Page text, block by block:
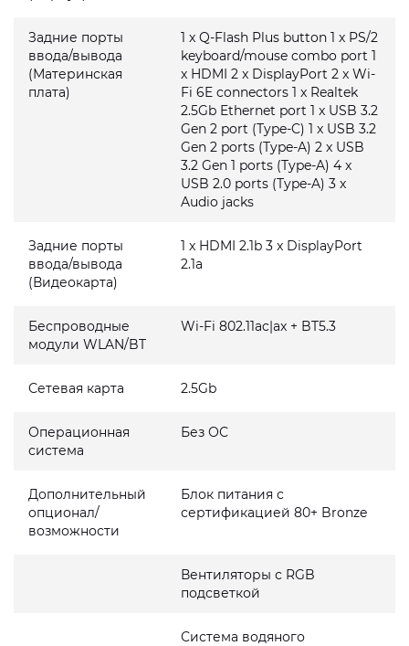
Задние порты
ввода/вывода
(Материнская
плата)
1 x Q-Flash Plus button 1 x PS/2
keyboard/mouse combo port 1
x HDMI 2 x DisplayPort 2 x Wi-
Fi 6E connectors 1 x Realtek
2.5Gb Ethernet port 1 x USB 3.2
Gen 2 port (Type-C) 1 x USB 3.2
Gen 2 ports (Type-A) 2 x USB
3.2 Gen 1 ports (Type-A) 4 x
USB 2.0 ports (Type-A) 3 x
Audio jacks
Задние порты
ввода/вывода
(Видеокарта)
1 x HDMI 2.1b 3 x DisplayPort
2.1a
Беспроводные
модули WLAN/BT
Wi-Fi 802.11ac|ax + BT5.3
Сетевая карта 2.5Gb
Операционная
система
Без ОС
Дополнительный
опционал/
возможности
Блок питания с
сертификацией 80+ Bronze
Вентиляторы с RGB
подсветкой
Система водяного